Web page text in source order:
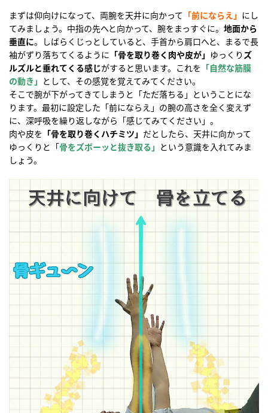
まずは仰向けになって、両腕を天井に向かって 「前にならえ」 にし
てみましょう。中指の先へと向かって、腕をまっすぐに。 地面から
垂直に。しばらくじっとしていると、手首から肩口へと、まるで長
袖がずり落ちてくるように 「骨を取り巻く肉や皮が」 ゆっくり ズ
ルズルと垂れてくる感じがすると思います。これを 「自然な筋膜
の動き」 として、その感覚を覚えてみてください。
そこで腕が下がってきてしまうと「ただ落ちる」ということにな
ります。最初に設定した「前にならえ」の腕の高さを全く変えず
に、深呼吸を繰り返しながら「感じてみてください」。
肉や皮を 「骨を取り巻くハチミツ」 だとしたら、天井に向かって
ゆっくりと「骨をズボーッと抜き取る」 という意識を入れてみま
しょう。